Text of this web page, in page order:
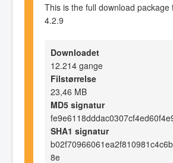
This is the full download package
4.2.9
Downloadet
12.214 gange
Filstørrelse
23,46 MB
MD5 signatur
SHA1 signatur
8e